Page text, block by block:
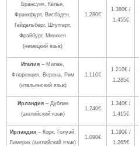
Брансуик, Кёльн,
Франкфурт, Висбаден,
Гейдельберг, Штутгарт,
Фрайбург, Мюнхен
(немецкий язык)
1.280€
1.380€ /
1.455€
Италия – Милан,
Флоренция, Верона, Рим
(итальянский язык)
1.110€
1.210€ /
1.285€
Ирландия – Дублин
(английский язык)
1.240€
1.340€ /
1.415€
Ирландия – Корк, Голуэй,
Лимерик (английский язык)
1.090€
1.190€ /
1.265€